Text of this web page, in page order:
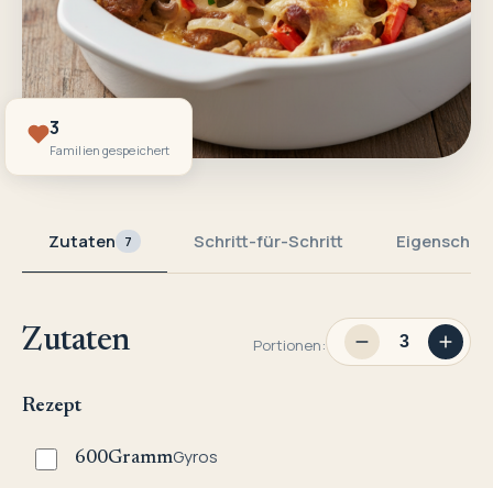
3
Familien gespeichert
Zutaten 7 Schritt-für-Schritt
Zutaten Portionen:
Rezept
600GrammGyros